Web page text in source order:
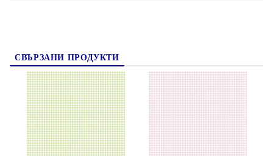
СВЪРЗАНИ ПРОДУКТИ